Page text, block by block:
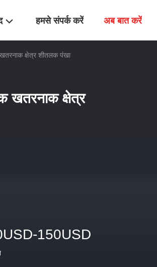
हमसे संपर्क करें अब बात करें
खतरनाक क्षेत्र शीतलक पंखा
खतरनाक क्षेत्र
150USD